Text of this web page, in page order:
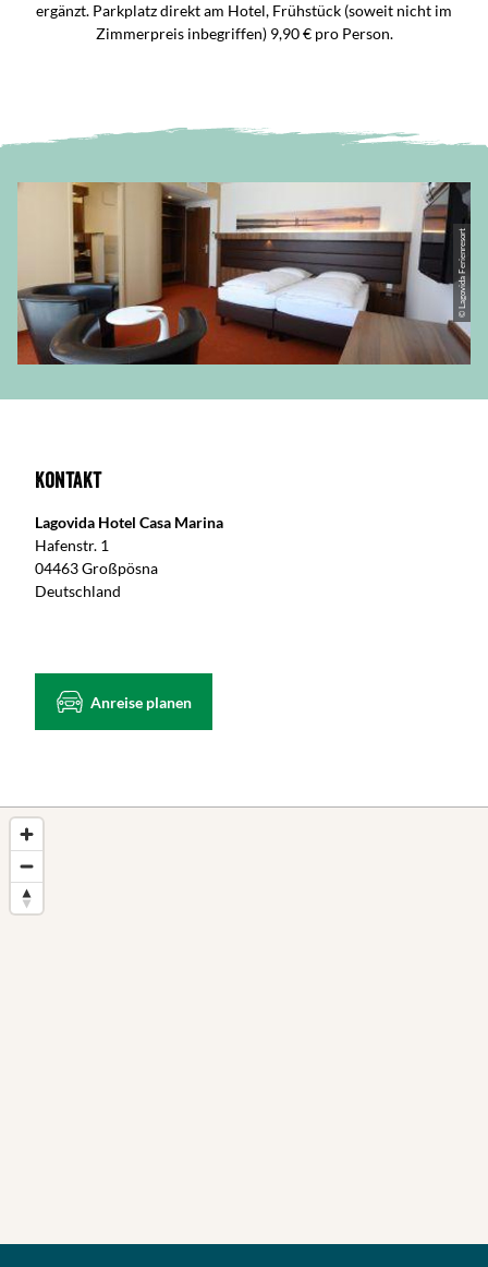
ergänzt. Parkplatz direkt am Hotel, Frühstück (soweit nicht im
Zimmerpreis inbegriffen) 9,90 € pro Person.
© Lagovida Ferienresort
Kontakt
Lagovida Hotel Casa Marina
Hafenstr. 1
04463 Großpösna
Deutschland
Anreise planen